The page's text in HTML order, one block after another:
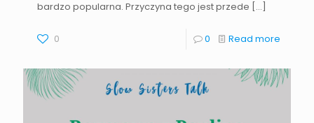
bardzo popularna. Przyczyna tego jest przede […]
0 0 Read more